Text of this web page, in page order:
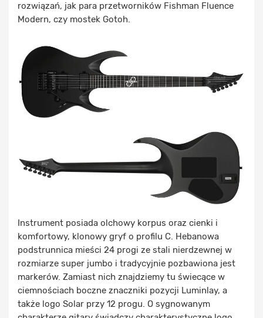
rozwiązań, jak para przetworników Fishman Fluence
Modern, czy mostek Gotoh.
Instrument posiada olchowy korpus oraz cienki i
komfortowy, klonowy gryf o profilu C. Hebanowa
podstrunnica mieści 24 progi ze stali nierdzewnej w
rozmiarze super jumbo i tradycyjnie pozbawiona jest
markerów. Zamiast nich znajdziemy tu świecące w
ciemnościach boczne znaczniki pozycji Luminlay, a
także logo Solar przy 12 progu. O sygnowanym